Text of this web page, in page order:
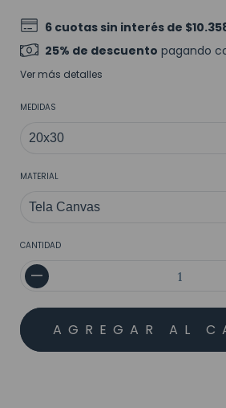
6 cuotas sin interés de
25% de descuento pagando
Ver más detalles
MEDIDAS
MATERIAL
CANTIDAD